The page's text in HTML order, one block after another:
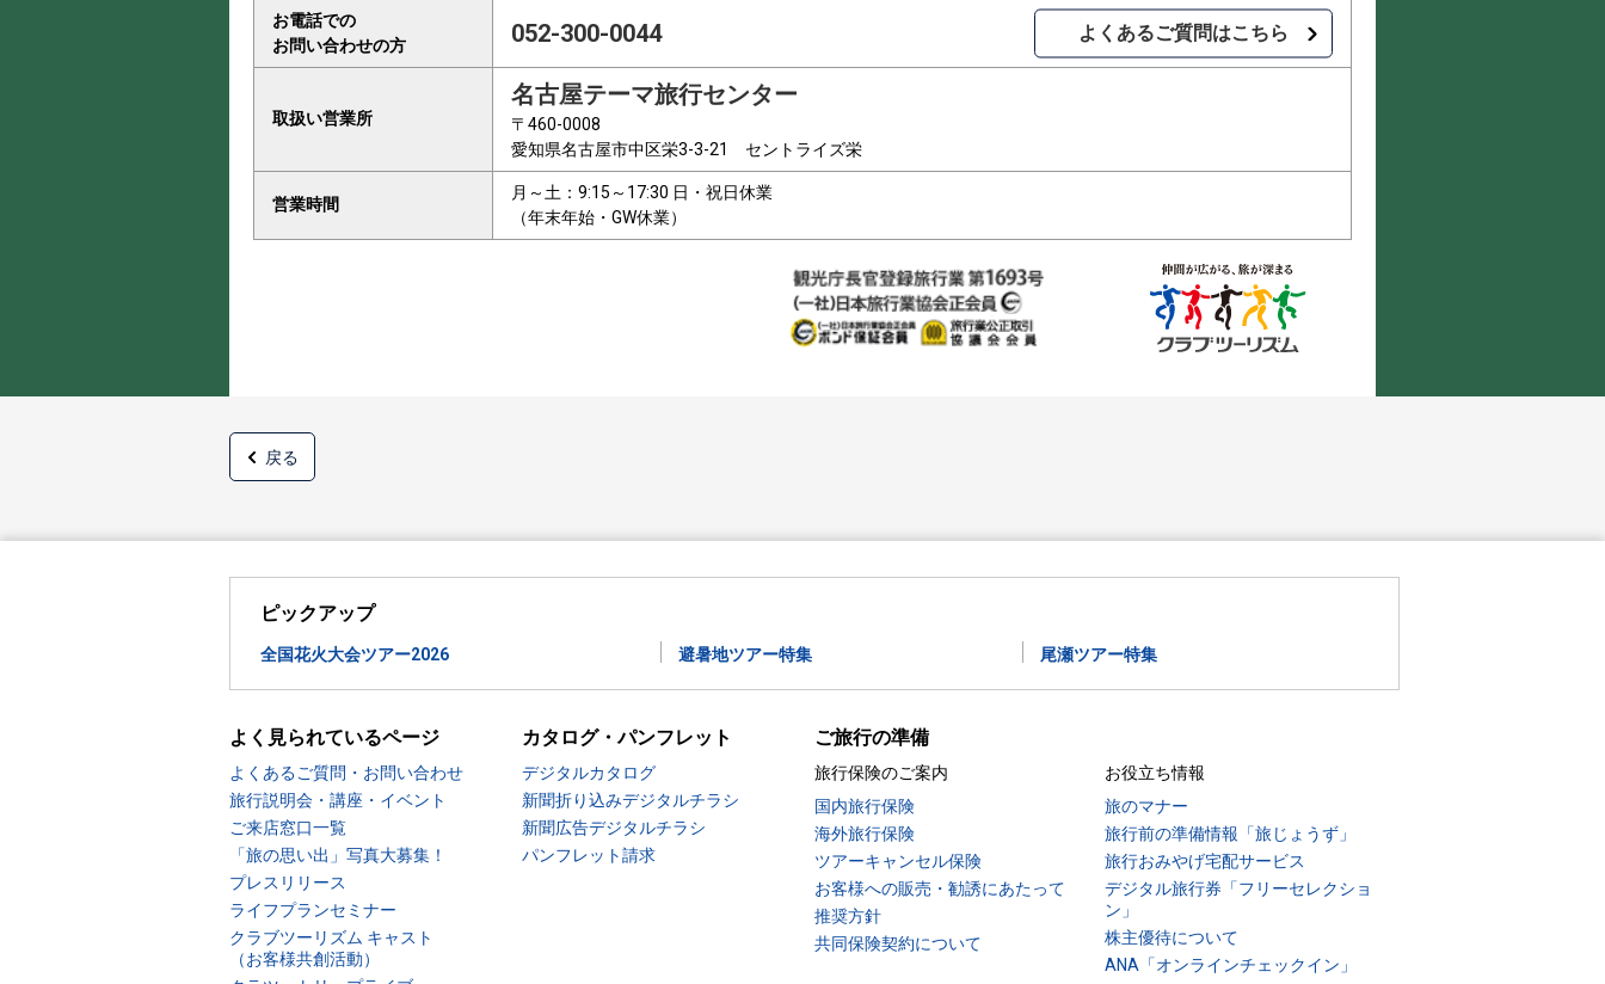
お電話での
お問い合わせの方
052-300-0044 よくあるご質問はこちら
取扱い営業所
名古屋テーマ旅行センター
〒460-0008
愛知県名古屋市中区栄3-3-21 セントライズ栄
営業時間
月～土：9:15～17:30 日・祝日休業
（年末年始・GW休業）
戻る
ピックアップ
全国花火大会ツアー2026 避暑地ツアー特集 尾瀬ツアー特集
よく見られているページ
よくあるご質問・お問い合わせ
旅行説明会・講座・イベント
ご来店窓口一覧
「旅の思い出」写真大募集！
プレスリリース
ライフプランセミナー
クラブツーリズム キャスト
（お客様共創活動）
カタログ・パンフレット
デジタルカタログ
新聞折り込みデジタルチラシ
新聞広告デジタルチラシ
パンフレット請求
ご旅行の準備
旅行保険のご案内
国内旅行保険
海外旅行保険
ツアーキャンセル保険
お客様への販売・勧誘にあたって
推奨方針
共同保険契約について
お役立ち情報
旅のマナー
旅行前の準備情報「旅じょうず」
旅行おみやげ宅配サービス
デジタル旅行券「フリーセレクショ
ン」
株主優待について
ANA「オンラインチェックイン」